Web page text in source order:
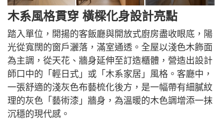
木系風格貫穿 橫樑化身設計亮點
踏入單位，開揚的客飯廳與開放式廚房盡收眼底，陽
光從寬闊的窗戶灑落，滿室通透。全屋以淺色木飾面
為主調，從天花、牆身延伸至訂造櫃體，營造出設計
師口中的「輕日式」或「木系家居」風格。客廳中，
一張舒適的淺灰色布藝梳化後方，是一幅帶有細膩紋
理的灰色「藝術漆」牆身，為溫暖的木色調增添一抹
沉穩的現代感。